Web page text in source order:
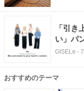
「引き
い」パ
GISELe -
おすすめのテーマ